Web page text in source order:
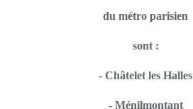
du métro parisien
sont :
- Châtelet les Halles
- Ménilmontant